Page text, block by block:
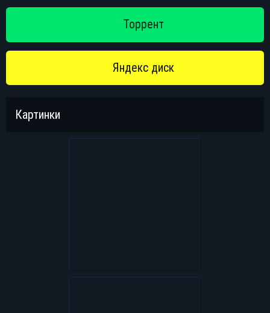
Картинки